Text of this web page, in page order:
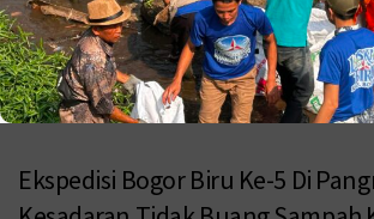
Ekspedisi Bogor Biru Ke-5 Di